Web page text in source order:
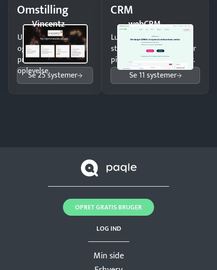
Omstilling
Vincentz
Undgå tabte opkald
og giv kunderne en
professionel
oplevelse.
Se 25 systemer
CRM
webCRM
Luk flere salg med et
struktureret overblik over
pipeline og opfølgninger.
Se 11 systemer
Min side
LOG IND
OPRET GRATIS BRUGER